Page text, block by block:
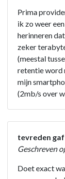
Prima
ik zo weer
herinneren
zeker
(meestal
retentie word
mijn
(2mb/s over
tevreden
Geschreven
Doet exact